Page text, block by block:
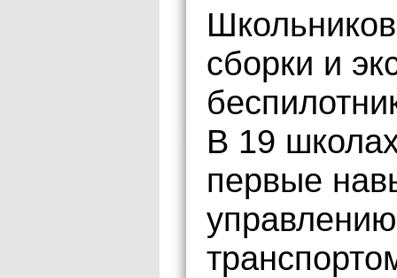
сборки и
В 19
первые